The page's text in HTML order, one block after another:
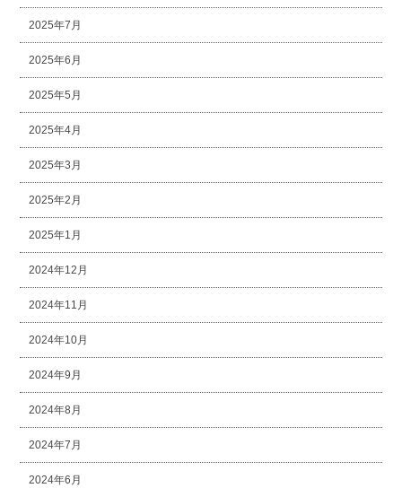
2025年7月
2025年6月
2025年5月
2025年4月
2025年3月
2025年2月
2025年1月
2024年12月
2024年11月
2024年10月
2024年9月
2024年8月
2024年7月
2024年6月